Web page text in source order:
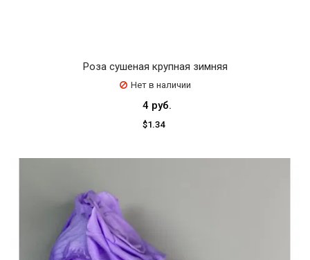
Роза сушеная крупная зимняя
Нет в наличии
4 руб.
$1.34